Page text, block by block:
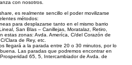
con nosotros.
es realmente sencillo el poder movilizarse
métodos:
para desplazarse tanto en el mismo barrio
San Blas – Canillejas, Moratalaz, Retiro,
estas zonas: Avda. Ameríca, C/del Corazón de
Clara de Rey, etc.
llegará a la parada entre 20 o 30 minutos, por lo
Las paradas que podremos encontrar en
65, 5, Intercambiador de Avda. de